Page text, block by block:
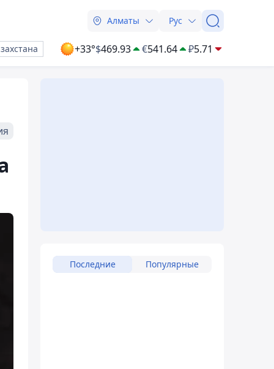
Алматы Рус
+33°$469.93 €541.64 ₽5.71
Последние Популярные